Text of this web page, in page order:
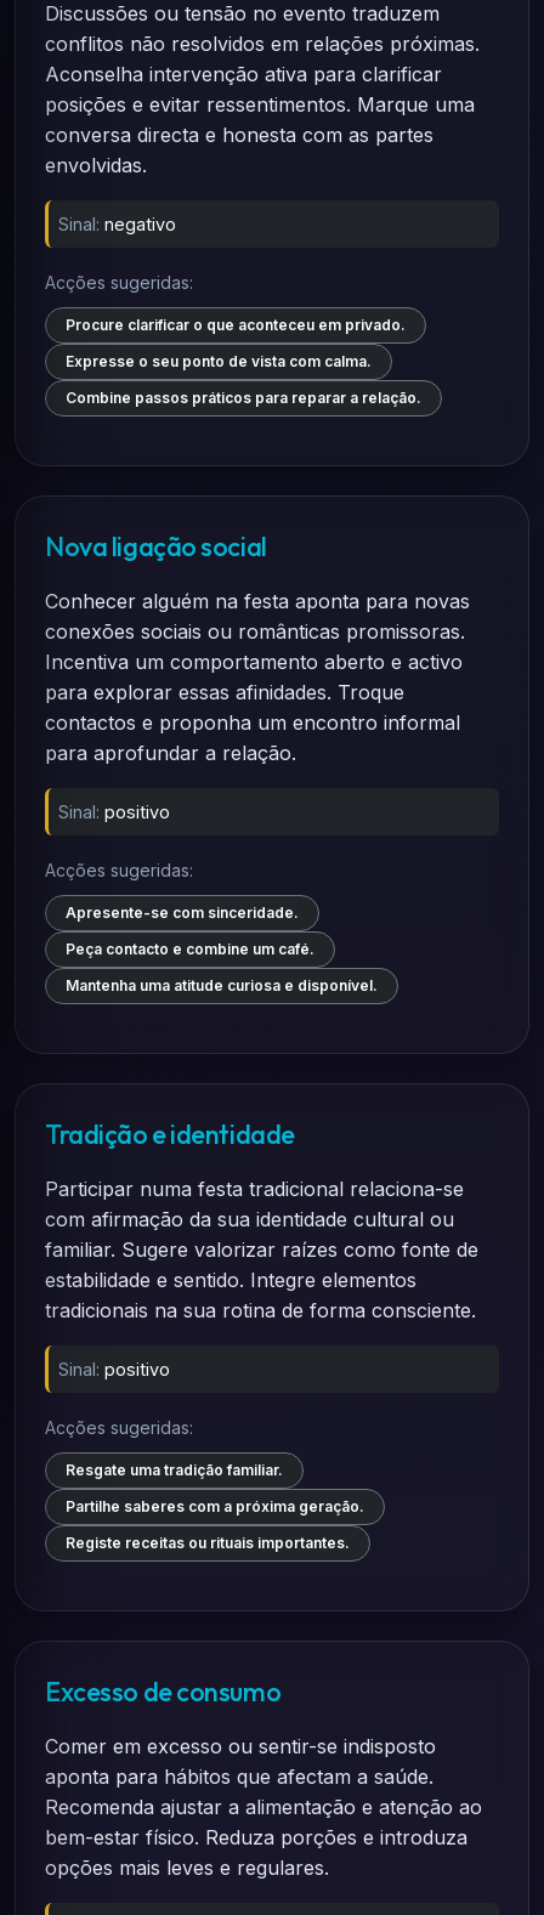
Discussões ou tensão no evento traduzem
conflitos não resolvidos em relações próximas.
Aconselha intervenção ativa para clarificar
posições e evitar ressentimentos. Marque uma
conversa directa e honesta com as partes
envolvidas.
Sinal: negativo
Acções sugeridas:
Procure clarificar o que aconteceu em privado.
Expresse o seu ponto de vista com calma.
Combine passos práticos para reparar a relação.
Nova ligação social
Conhecer alguém na festa aponta para novas
conexões sociais ou românticas promissoras.
Incentiva um comportamento aberto e activo
para explorar essas afinidades. Troque
contactos e proponha um encontro informal
para aprofundar a relação.
Sinal: positivo
Acções sugeridas:
Apresente-se com sinceridade.
Peça contacto e combine um café.
Mantenha uma atitude curiosa e disponível.
Tradição e identidade
Participar numa festa tradicional relaciona-se
com afirmação da sua identidade cultural ou
familiar. Sugere valorizar raízes como fonte de
estabilidade e sentido. Integre elementos
tradicionais na sua rotina de forma consciente.
Sinal: positivo
Acções sugeridas:
Resgate uma tradição familiar.
Partilhe saberes com a próxima geração.
Registe receitas ou rituais importantes.
Excesso de consumo
Comer em excesso ou sentir-se indisposto
aponta para hábitos que afectam a saúde.
Recomenda ajustar a alimentação e atenção ao
bem-estar físico. Reduza porções e introduza
opções mais leves e regulares.